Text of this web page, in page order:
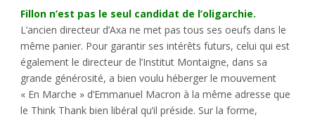
Fillon n’est pas le seul candidat de l’oligarchie.
L’ancien directeur d’Axa ne met pas tous ses oeufs dans le
même panier. Pour garantir ses intérêts futurs, celui qui est
également le directeur de l’Institut Montaigne, dans sa
grande générosité, a bien voulu héberger le mouvement
« En Marche » d’Emmanuel Macron à la même adresse que
le Think Thank bien libéral qu’il préside. Sur la forme,